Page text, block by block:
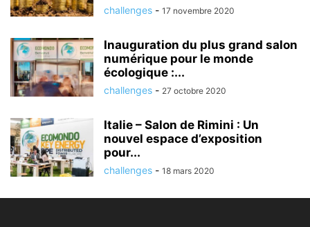
challenges - 17 novembre 2020
Inauguration du plus grand salon
numérique pour le monde
écologique :...
challenges - 27 octobre 2020
Italie – Salon de Rimini : Un
nouvel espace d’exposition
pour...
challenges - 18 mars 2020